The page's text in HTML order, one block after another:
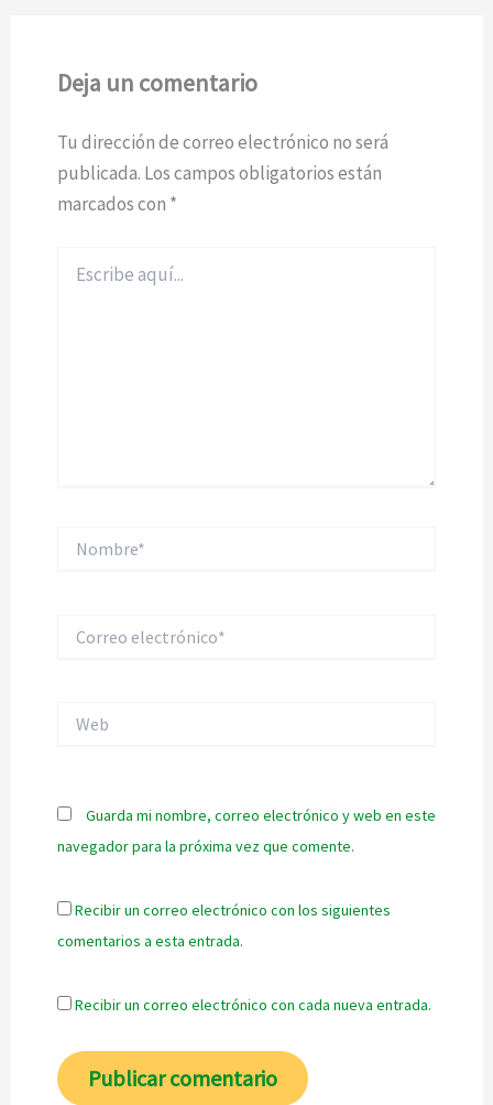
Deja un comentario
Tu dirección de correo electrónico no será
publicada. Los campos obligatorios están
marcados con *
aquí...
electrónico*
Guarda mi nombre, correo electrónico y web en este
navegador para la próxima vez que comente.
Recibir un correo electrónico con los siguientes
comentarios a esta entrada.
Recibir un correo electrónico con cada nueva entrada.